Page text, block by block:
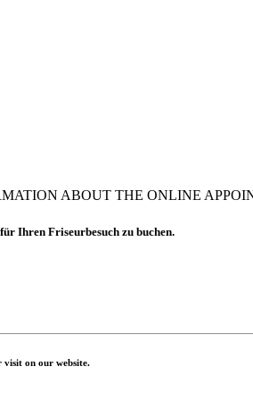
ABOUT THE ONLINE
Ihren Friseurbesuch zu buchen.
visit on our website.